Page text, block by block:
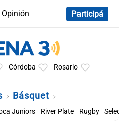
Opinión
Participá
Córdoba Rosario
Básquet
Juniors River Plate Rugby